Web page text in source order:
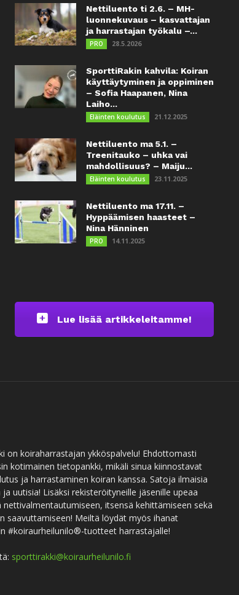
Nettiluento ti 2.6. – MH-
luonnekuvaus – kasvattajan
ja harrastajan työkalu –...
PRO 28.5.2026
SporttiRakin kahvila: Koiran
käyttäytyminen ja oppiminen
– Sofia Haapanen, Nina
Laiho...
Eläinten koulutus 21.12.2025
Nettiluento ma 5.1. –
Treenitauko – uhka vai
mahdollisuus? – Maiju...
Eläinten koulutus 23.11.2025
Nettiluento ma 17.11. –
Hyppäämisen haasteet –
Nina Hänninen
PRO 14.11.2025
Lue lisää artikkeleitamme!
on koiraharrastajan ykköspalvelu! Ehdottomasti
kotimainen tietopankki, mikäli sinua kiinnostavat
ja harrastaminen koiran kanssa. Satoja ilmaisia
uutisia! Lisäksi rekisteröityneille jäsenille upeaa
nettivalmentautumiseen, itsensä kehittämiseen sekä
saavuttamiseen! Meiltä löydät myös ihanat
#koiraurheilunilo®-tuotteet harrastajalle!
sporttirakki@koiraurheilunilo.fi